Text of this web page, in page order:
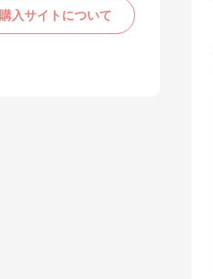
購入サイトについて